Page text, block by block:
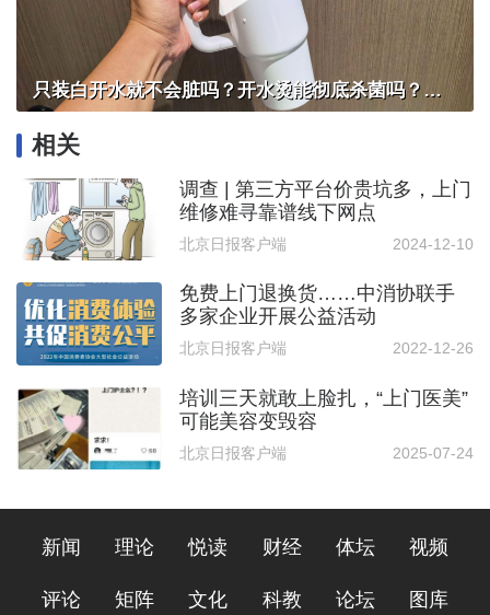
只装白开水就不会脏吗？开水烫能彻底杀菌吗？感控专家详解“吸管杯”藏菌真相｜都视频·热观察
相关
调查 | 第三方平台价贵坑多，上门
维修难寻靠谱线下网点
北京日报客户端 2024-12-10
免费上门退换货……中消协联手
多家企业开展公益活动
北京日报客户端 2022-12-26
培训三天就敢上脸扎，“上门医美”
可能美容变毁容
北京日报客户端 2025-07-24
新闻 理论 悦读 财经 体坛 视频
评论 矩阵 文化 科教 论坛 图库